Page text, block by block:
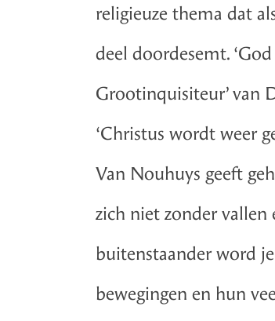
religieuze thema dat
deel doordesemt.
Grootinquisiteur’ van
‘Christus wordt weer
Van Nouhuys geeft
zich niet zonder vallen
buitenstaander word
bewegingen en hun